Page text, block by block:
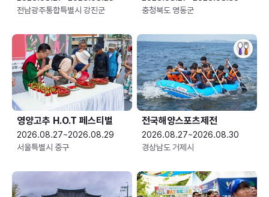
전남광주통합특별시 강진군
충청북도 영동군
영양고추 H.O.T 페스티벌
2026.08.27~2026.08.29
서울특별시 중구
전국해양스포츠제전
2026.08.27~2026.08.30
경상남도 거제시